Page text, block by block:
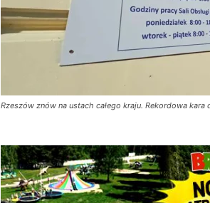
Rzeszów znów na ustach całego kraju. Rekordowa kara